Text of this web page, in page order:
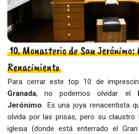
10. Monasterio de San Jerónimo:
Renacimiento
Para cerrar este top 10 de
Granada, no podemos olvidar el
Jerónimo. Es una joya renacentista
olvida por las prisas, pero su claustro
iglesia (donde está enterrado el